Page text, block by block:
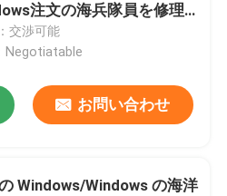
注文の海兵隊員を修理
交渉可能
Negotiatable
お問い合わせ
Windows/Windows の海洋